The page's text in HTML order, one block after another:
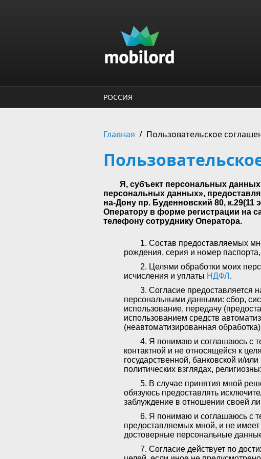
РОССИЯ
Главная / Пользовательское
Я, субъект персональных
персональных данных»,
на-Дону пр. Буденновский 80,
Оператору в форме регистрации на
телефону сотруднику Оператора.
Состав предоставляемых
рождения, серия и номер
Целями обработки моих
исчисления и уплаты НДФЛ .
Согласие предоставляется
персональными данными: сбор,
использование, передачу
использованием средств
(неавтоматизированная
Я понимаю и соглашаюсь с
контактной и не относящейся к
государственной, банковской и/
политических взглядах,
В случае принятия мной
обязуюсь предоставлять
заблуждение в отношении своей
Я понимаю и соглашаюсь с
предоставляемых мной, и не имеет
достоверные персональные
Согласие действует по